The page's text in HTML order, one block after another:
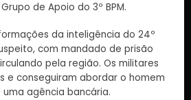
de Apoio do 3º BPM.
da inteligência do 24º
com mandado de prisão
pela região. Os militares
e conseguiram abordar o homem
agência bancária.